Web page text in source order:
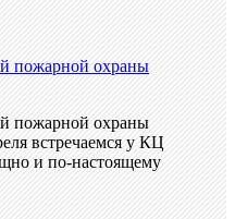
пожарной охраны
пожарной охраны
встречаемся у КЦ
и по-настоящему